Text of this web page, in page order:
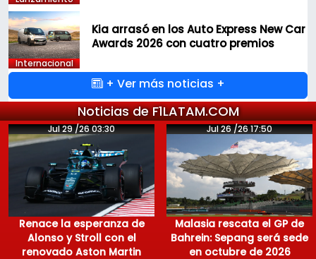
Internacional
Kia arrasó en los Auto Express New Car
Awards 2026 con cuatro premios
+ Ver más noticias +
Noticias de F1LATAM.COM
Jul 29 /26 03:30
Renace la esperanza de
Alonso y Stroll con el
renovado Aston Martin
Jul 26 /26 17:50
Malasia rescata el GP de
Bahrein: Sepang será sede
en octubre de 2026